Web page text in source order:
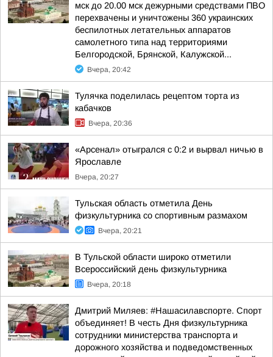
мск до 20.00 мск дежурными средствами ПВО
перехвачены и уничтожены 360 украинских
беспилотных летательных аппаратов
самолетного типа над территориями
Белгородской, Брянской, Калужской...
Вчера, 20:42
Тулячка поделилась рецептом торта из
кабачков
Вчера, 20:36
«Арсенал» отыгрался с 0:2 и вырвал ничью в
Ярославле
Вчера, 20:27
Тульская область отметила День
физкультурника со спортивным размахом
Вчера, 20:21
В Тульской области широко отметили
Всероссийский день физкультурника
Вчера, 20:18
Дмитрий Миляев: #Нашасилавспорте. Спорт
объединяет! В честь Дня физкультурника
сотрудники министерства транспорта и
дорожного хозяйства и подведомственных